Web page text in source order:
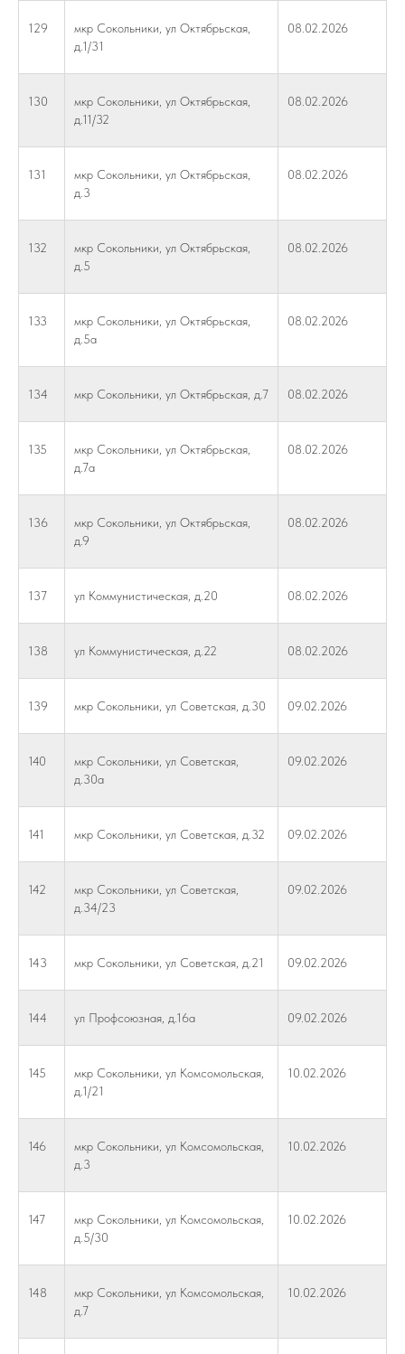
129
мкр Сокольники, ул Октябрьская,
д.1/31
08.02.2026
130
мкр Сокольники, ул Октябрьская,
д.11/32
08.02.2026
131
мкр Сокольники, ул Октябрьская,
д.3
08.02.2026
132
мкр Сокольники, ул Октябрьская,
д.5
08.02.2026
133
мкр Сокольники, ул Октябрьская,
д.5а
08.02.2026
134 мкр Сокольники, ул Октябрьская, д.7 08.02.2026
135
мкр Сокольники, ул Октябрьская,
д.7а
08.02.2026
136
мкр Сокольники, ул Октябрьская,
д.9
08.02.2026
137 ул Коммунистическая, д.20 08.02.2026
138 ул Коммунистическая, д.22 08.02.2026
139 мкр Сокольники, ул Советская, д.30 09.02.2026
140
мкр Сокольники, ул Советская,
д.30а
09.02.2026
141 мкр Сокольники, ул Советская, д.32 09.02.2026
142
мкр Сокольники, ул Советская,
д.34/23
09.02.2026
143 мкр Сокольники, ул Советская, д.21 09.02.2026
144 ул Профсоюзная, д.16а 09.02.2026
145
мкр Сокольники, ул Комсомольская,
д.1/21
10.02.2026
146
мкр Сокольники, ул Комсомольская,
д.3
10.02.2026
147
мкр Сокольники, ул Комсомольская,
д.5/30
10.02.2026
148
мкр Сокольники, ул Комсомольская,
д.7
10.02.2026